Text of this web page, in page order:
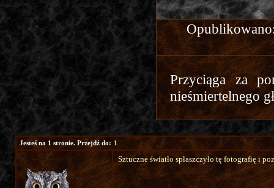
Przyciąga za
nieśmiertelnego
Jesteś na 1 stronie. Przejdź do: 1
Sztuczne światło spłaszczyło tę fotografię i